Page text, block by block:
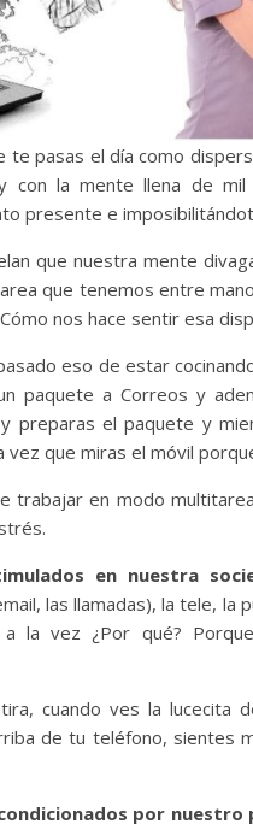
te pasas el día como
con la mente llena de
presente e
que nuestra mente
que tenemos entre
nos hace sentir esa
eso de estar
paquete a Correos y
preparas el paquete y
vez que miras el móvil
trabajar en modo
en nuestra
las llamadas), la tele,
la vez ¿Por qué?
cuando ves la
de tu teléfono, sientes
por nuestro